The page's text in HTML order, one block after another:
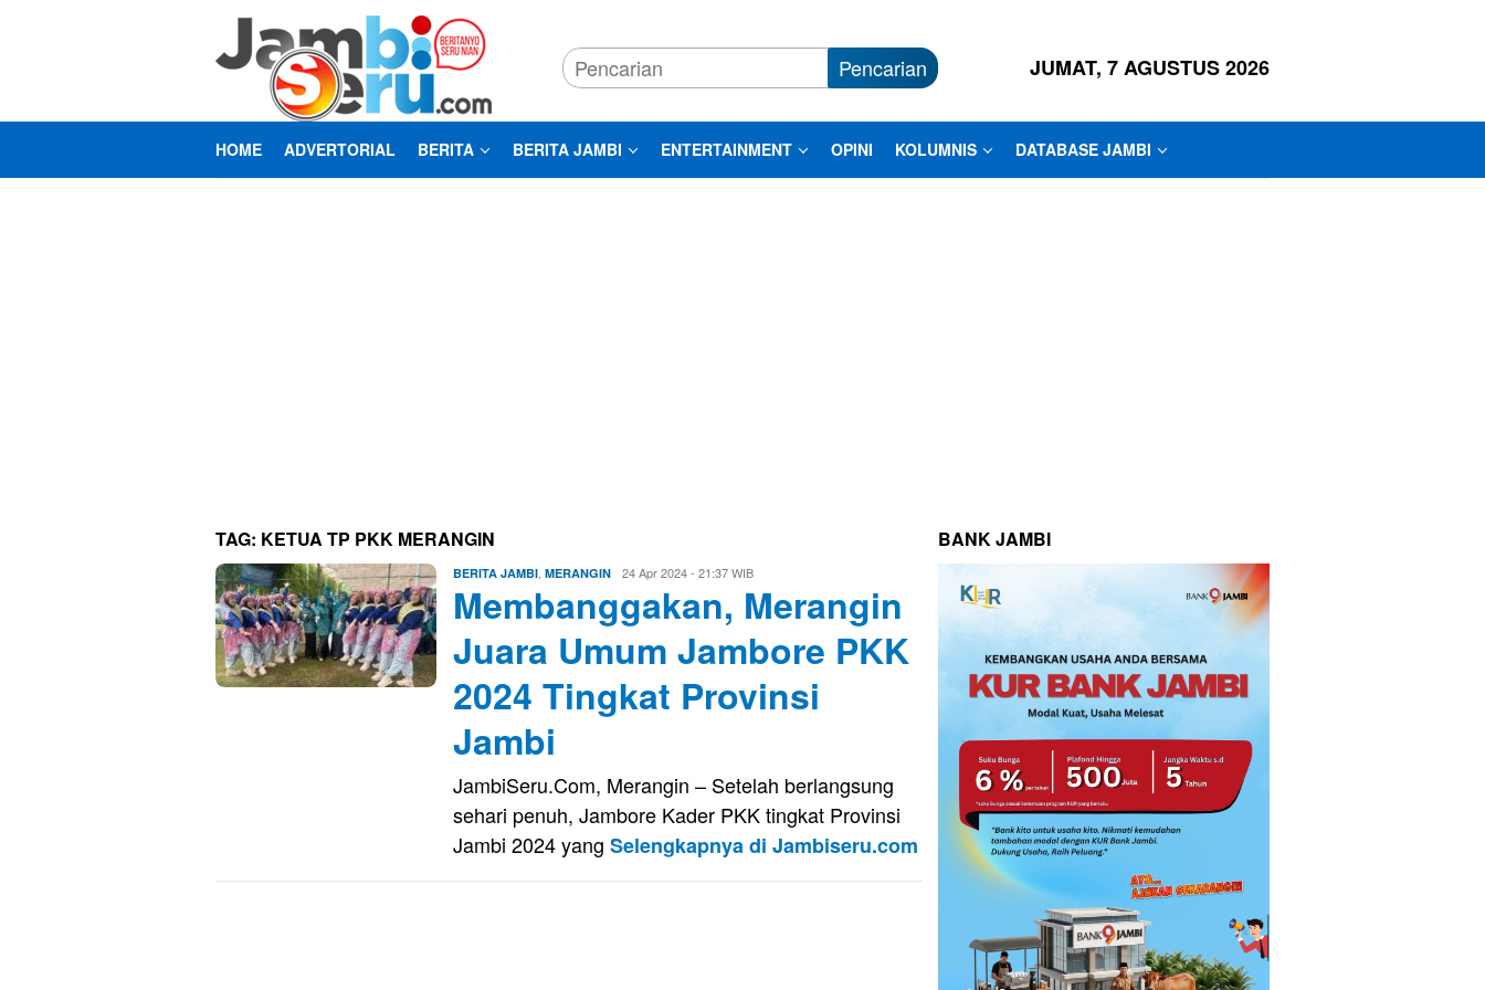
Pencarian JUMAT, 7 AGUSTUS 2026
HOME ADVERTORIAL BERITA BERITA JAMBI ENTERTAINMENT OPINI KOLUMNIS DATABASE JAMBI
TAG: KETUA TP PKK MERANGIN
BERITA JAMBI MERANGIN Edo
24 Apr 2024 - 21:37 WIB
Membanggakan, Merangin
Juara Umum Jambore PKK
2024 Tingkat Provinsi
Jambi
JambiSeru.Com, Merangin – Setelah berlangsung
sehari penuh, Jambore Kader PKK tingkat Provinsi
Jambi 2024 yang Selengkapnya di Jambiseru.com
BANK JAMBI